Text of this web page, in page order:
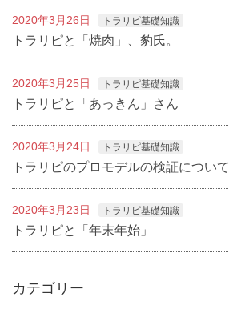
2020年3月26日 トラリピ基礎知識
トラリピと「焼肉」、豹氏。
2020年3月25日 トラリピ基礎知識
トラリピと「あっきん」さん
2020年3月24日 トラリピ基礎知識
トラリピのプロモデルの検証について
2020年3月23日 トラリピ基礎知識
トラリピと「年末年始」
カテゴリー